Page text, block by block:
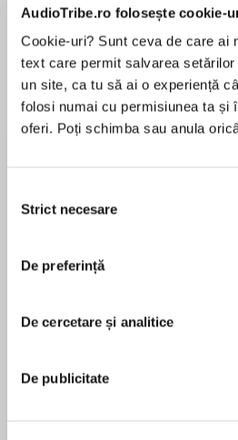
AudioTribe.ro folosește cookie-
Cookie-uri? Sunt ceva de care ai
text care permit salvarea
un site, ca tu să ai o experiență
folosi numai cu permisiunea ta și
oferi. Poți schimba sau anula
consimțământului
Strict necesare
De preferință
De cercetare și analitice
De publicitate
de...
Dani Francis
la...
Lauren
Desprecarte
An empowering, practical
thoughts and succeeding in
În acest moment nu
Tiwalola Adebayo